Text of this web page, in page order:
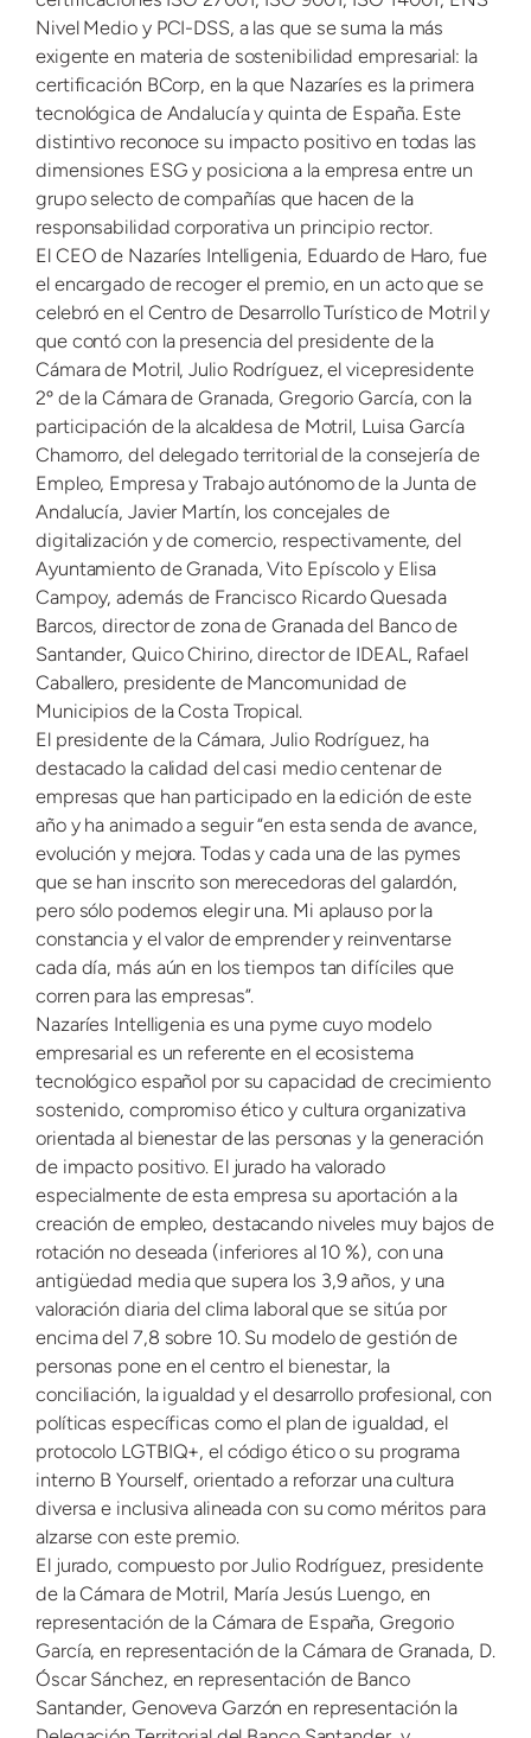
Nivel Medio y PCI-DSS, a las que se suma la más
exigente en materia de sostenibilidad empresarial: la
certificación BCorp, en la que Nazaríes es la primera
tecnológica de Andalucía y quinta de España. Este
distintivo reconoce su impacto positivo en todas las
dimensiones ESG y posiciona a la empresa entre un
grupo selecto de compañías que hacen de la
responsabilidad corporativa un principio rector.
El CEO de Nazaríes Intelligenia, Eduardo de Haro, fue
el encargado de recoger el premio, en un acto que se
celebró en el Centro de Desarrollo Turístico de Motril y
que contó con la presencia del presidente de la
Cámara de Motril, Julio Rodríguez, el vicepresidente
2º de la Cámara de Granada, Gregorio García, con la
participación de la alcaldesa de Motril, Luisa García
Chamorro, del delegado territorial de la consejería de
Empleo, Empresa y Trabajo autónomo de la Junta de
Andalucía, Javier Martín, los concejales de
digitalización y de comercio, respectivamente, del
Ayuntamiento de Granada, Vito Epíscolo y Elisa
Campoy, además de Francisco Ricardo Quesada
Barcos, director de zona de Granada del Banco de
Santander, Quico Chirino, director de IDEAL, Rafael
Caballero, presidente de Mancomunidad de
Municipios de la Costa Tropical.
El presidente de la Cámara, Julio Rodríguez, ha
destacado la calidad del casi medio centenar de
empresas que han participado en la edición de este
año y ha animado a seguir “en esta senda de avance,
evolución y mejora. Todas y cada una de las pymes
que se han inscrito son merecedoras del galardón,
pero sólo podemos elegir una. Mi aplauso por la
constancia y el valor de emprender y reinventarse
cada día, más aún en los tiempos tan difíciles que
corren para las empresas”.
Nazaríes Intelligenia es una pyme cuyo modelo
empresarial es un referente en el ecosistema
tecnológico español por su capacidad de crecimiento
sostenido, compromiso ético y cultura organizativa
orientada al bienestar de las personas y la generación
de impacto positivo. El jurado ha valorado
especialmente de esta empresa su aportación a la
creación de empleo, destacando niveles muy bajos de
rotación no deseada (inferiores al 10 %), con una
antigüedad media que supera los 3,9 años, y una
valoración diaria del clima laboral que se sitúa por
encima del 7,8 sobre 10. Su modelo de gestión de
personas pone en el centro el bienestar, la
conciliación, la igualdad y el desarrollo profesional, con
políticas específicas como el plan de igualdad, el
protocolo LGTBIQ+, el código ético o su programa
interno B Yourself, orientado a reforzar una cultura
diversa e inclusiva alineada con su como méritos para
alzarse con este premio.
El jurado, compuesto por Julio Rodríguez, presidente
de la Cámara de Motril, María Jesús Luengo, en
representación de la Cámara de España, Gregorio
García, en representación de la Cámara de Granada, D.
Óscar Sánchez, en representación de Banco
Santander, Genoveva Garzón en representación la